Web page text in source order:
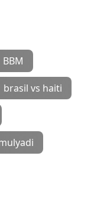
BBM
brasil vs haiti